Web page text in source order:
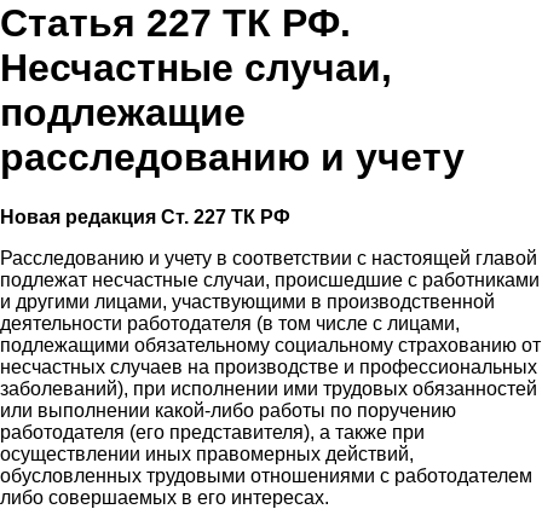
Статья 227 ТК РФ.
Несчастные случаи,
подлежащие
расследованию и учету
Новая редакция Ст. 227 ТК РФ
Расследованию и учету в соответствии с настоящей главой
подлежат несчастные случаи, происшедшие с работниками
и другими лицами, участвующими в производственной
деятельности работодателя (в том числе с лицами,
подлежащими обязательному социальному страхованию от
несчастных случаев на производстве и профессиональных
заболеваний), при исполнении ими трудовых обязанностей
или выполнении какой-либо работы по поручению
работодателя (его представителя), а также при
осуществлении иных правомерных действий,
обусловленных трудовыми отношениями с работодателем
либо совершаемых в его интересах.